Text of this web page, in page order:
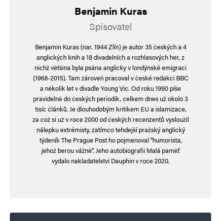
13. 5. 2026 (10:57)
„Oslabení demokracie v konfliktu s totalitou je
pro demokracii smrtelné.“ – a taky ji úspěšně
zabilo, tedy dnes máme dva v podstatě otevřeně
totalitní bloky, to je rozhodně novum.
„Posuzovat obě stejně – jako třeba klást rovnítko
„agresora“ mezi Putinův útok na Ukrajinu
a Trumpův útok na Írán – je ztráta morálního
vázne kontinuita. Ale jinak je to dost podobné,
Benjamin Kuras
Spisovatel
Benjamin Kuras (nar. 1944 Zlín) je autor 35 českých a 4
anglických knih a 18 divadelních a rozhlasových her, z
nichž většina byla psána anglicky v londýnské emigraci
(1968-2015). Tam zároveň pracoval v české redakci BBC
a několik let v divadle Young Vic. Od roku 1990 píše
pravidelně do českých periodik, celkem dnes už okolo 3
tisíc článků. Je dlouhodobým kritikem EU a islamizace,
za což si už v roce 2000 od českých recenzentů vysloužil
nálepku extrémisty, zatímco tehdejší pražský anglický
týdeník The Prague Post ho pojmenoval "humorista,
jehož berou vážně". Jeho autobiografii Malá paměť
vydalo nakladatelství Dauphin v roce 2020.